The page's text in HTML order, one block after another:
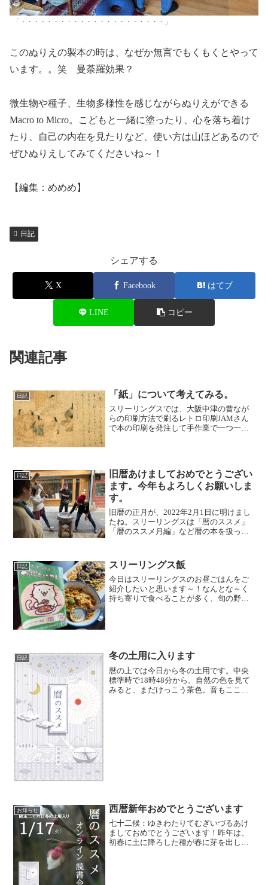
「・・・・・・・・・・・・・・・・・・・・・・」
このぬりえの製本の時は、なぜか無言でもくもくとやって
います。。笑 曼荼羅効果？
微生物や種子、生物多様性を感じながらぬりえができる
Macro to Micro。こどもと一緒に塗ったり、心を落ち着け
たり、自己の内在を見たりなど、使い方は山ほどあるので
ぜひぬりえしてみてくださいね～！
【編集：めめめ】
日記
シェアする
X Facebook はてブ
LINE コピー
関連記事
日記 「紙」について考えてみる。
スリーリングスでは、大阪中津の昔なが
らの印刷方法で刷るレトロ印刷JAMさん
で本の印刷を発注して手作業で一つ一つ
日記
旧暦あけましておめでとうござい
ます。今年もよろしくお願いしま
す。
旧暦の正月が、2022年2月1日に明けまし
たね。スリーリングスは「暦のススメ」
「暦のススメ月編」など暦の本を扱って
生きることを教えてくれます。なので知
識だけではなく生活...
日記 スリーリングス飯
今日はスリーリングスのお昼ごはんをご
紹介したいと思います～！なんとな～く
持ち寄りで食べることが多く、旬の野菜
日記 冬の土用に入ります
暦の上では今日から冬の土用です。中央
標準時で18時48分から。自然の色を見て
みると、まだけっこう茶色。音もこころ
お知らせ 西暦新年おめでとうございます
七十二候：ゆきわたりてむぎいづるあけ
ましておめでとうございます！昨年は、
初春に土に降ろした種が春に芽を出し、